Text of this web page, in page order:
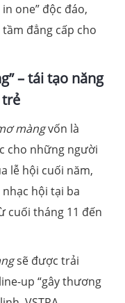
one” độc đáo,
đẳng cấp cho
– tái tạo năng
màngvốn là
cho những người
lễ hội cuối năm,
hội tại ba
cuối tháng 11 đến
sẽ được trải
up “gây thương